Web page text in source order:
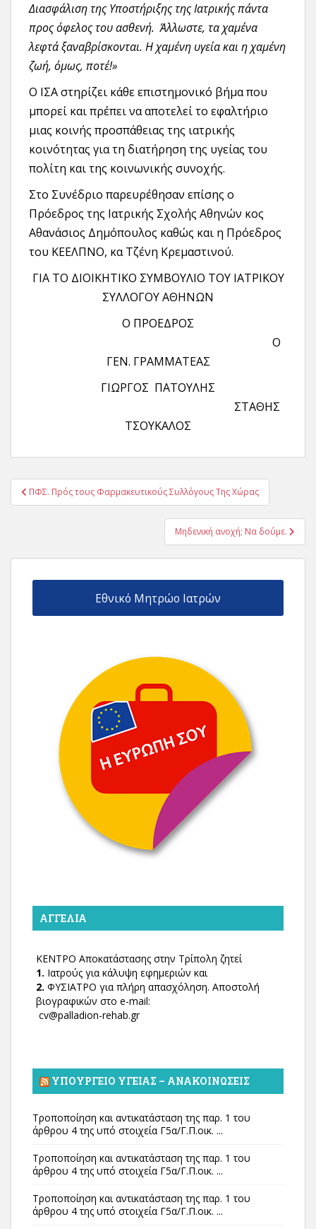
Διασφάλιση της Υποστήριξης της Ιατρικής πάντα
προς όφελος του ασθενή. Άλλωστε, τα χαμένα
λεφτά ξαναβρίσκονται. Η χαμένη υγεία και η χαμένη
ζωή, όμως, ποτέ!»
Ο ΙΣΑ στηρίζει κάθε επιστημονικό βήμα που
μπορεί και πρέπει να αποτελεί το εφαλτήριο
μιας κοινής προσπάθειας της ιατρικής
κοινότητας για τη διατήρηση της υγείας του
πολίτη και της κοινωνικής συνοχής.
Στο Συνέδριο παρευρέθησαν επίσης ο
Πρόεδρος της Ιατρικής Σχολής Αθηνών κος
Αθανάσιος Δημόπουλος καθώς και η Πρόεδρος
του ΚΕΕΛΠΝΟ, κα Τζένη Κρεμαστινού.
ΓΙΑ ΤΟ ΔΙΟΙΚΗΤΙΚΟ ΣΥΜΒΟΥΛΙΟ ΤΟΥ ΙΑΤΡΙΚΟΥ
ΣΥΛΛΟΓΟΥ ΑΘΗΝΩΝ
Ο ΠΡΟΕΔΡΟΣ
Ο
ΓΕΝ. ΓΡΑΜΜΑΤΕΑΣ
ΓΙΩΡΓΟΣ ΠΑΤΟΥΛΗΣ
ΣΤΑΘΗΣ
ΤΣΟΥΚΑΛΟΣ
Πλοήγηση
άρθρων
ΠΦΣ. Πρός τους Φαρμακευτικούς Συλλόγους Της Χώρας
Μηδενική ανοχή; Να δούμε.
Εθνικό Μητρώο Ιατρών
ΑΓΓΕΛΊΑ
ΚΕΝΤΡΟ Αποκατάστασης στην Τρίπολη ζητεί
1. Ιατρούς για κάλυψη εφημεριών και
2. ΦΥΣΙΑΤΡΟ για πλήρη απασχόληση. Αποστολή
βιογραφικών στο e-mail:
cv@palladion-rehab.gr
ΥΠΟΥΡΓΕΊΟ ΥΓΕΊΑΣ – ΑΝΑΚΟΙΝΏΣΕΙΣ
Τροποποίηση και αντικατάσταση της παρ. 1 του
άρθρου 4 της υπό στοιχεία Γ5α/Γ.Π.οικ. ...
Τροποποίηση και αντικατάσταση της παρ. 1 του
άρθρου 4 της υπό στοιχεία Γ5α/Γ.Π.οικ. ...
Τροποποίηση και αντικατάσταση της παρ. 1 του
άρθρου 4 της υπό στοιχεία Γ5α/Γ.Π.οικ. ...